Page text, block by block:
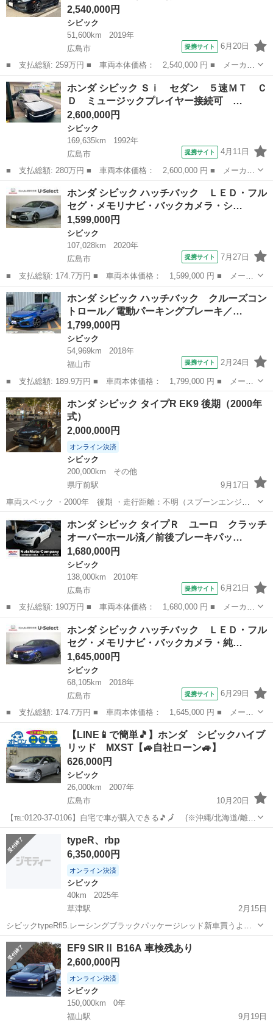
2,540,000円
シビック
51,600km
2019年
広島市
提携サイト 6月20日
■ 支払総額: 259万円 ■ 車両本体価格： 2,540,000 円 ■ メーカー
名： ホンダ ■ 車種名： シビック ■ グレード名： ハッチバッ
ク ホンダセンシング ★車検整備２年付★全国対応１年保証★走行
距離無制限...
広島 広島市 シビック
ホンダ シビック Ｓｉ セダン ５速ＭＴ Ｃ
Ｄ ミュージックプレイヤー接続可 …
2,600,000円
シビック
169,635km
1992年
広島市
提携サイト 4月11日
■ 支払総額: 280万円 ■ 車両本体価格： 2,600,000 円 ■ メーカー
名： ホンダ ■ 車種名： シビック ■ グレード名： Ｓｉ セダ
ン ５速ＭＴ ＣＤ ミュージックプレイヤー接続可 オートエアコ
ン パワー...
広島 シビック
ホンダ シビック ハッチバック ＬＥＤ・フル
セグ・メモリナビ・バックカメラ・シ…
1,599,000円
シビック
107,028km
2020年
広島市
提携サイト 7月27日
■ 支払総額: 174.7万円 ■ 車両本体価格： 1,599,000 円 ■ メーカ
ー名： ホンダ ■ 車種名： シビック ■ グレード名： ハッチバ
ック ＬＥＤ・フルセグ・メモリナビ・バックカメラ・シートヒータ
ー・サン...
広島 広島市 シビック
ホンダ シビック ハッチバック クルーズコン
トロール／電動パーキングブレーキ／…
1,799,000円
シビック
54,969km
2018年
福山市
提携サイト 2月24日
■ 支払総額: 189.9万円 ■ 車両本体価格： 1,799,000 円 ■ メーカ
ー名： ホンダ ■ 車種名： シビック ■ グレード名： ハッチバ
ック クルーズコントロール／電動パーキングブレーキ／ナビ／ＴＶ
／Ａｐｐ...
広島 福山市 シビック
ホンダ シビック タイプR EK9 後期（2000年
式）
2,000,000円
オンライン決済
シビック
200,000km
その他
県庁前駅
9月17日
車両スペック ・2000年 後期 ・走行距離：不明（スプーンエンジン
載せ替え時、走行約65,000km） ・腹下サビ少なめ ・エクシード整
備・製作車両 ・サイトウ 10点式アクロス ロールバー ・カラー：
GTR32ガンメタ ...
広島 広島市 県庁前駅 シビック
ホンダ シビック タイプＲ ユーロ クラッチ
オーバーホール済／前後ブレーキパッ…
1,680,000円
シビック
138,000km
2010年
広島市
提携サイト 6月21日
■ 支払総額: 190万円 ■ 車両本体価格： 1,680,000 円 ■ メーカー
名： ホンダ ■ 車種名： シビック ■ グレード名： タイプＲ
ユーロ クラッチオーバーホール済／前後ブレーキパッド新品／Ｊｓ
レーシング...
広島 シビック
ホンダ シビック ハッチバック ＬＥＤ・フル
セグ・メモリナビ・バックカメラ・純…
1,645,000円
シビック
68,105km
2018年
広島市
提携サイト 6月29日
■ 支払総額: 174.7万円 ■ 車両本体価格： 1,645,000 円 ■ メーカ
ー名： ホンダ ■ 車種名： シビック ■ グレード名： ハッチバ
ック ＬＥＤ・フルセグ・メモリナビ・バックカメラ・純正ＡＷ・シ
ートヒー...
広島市 シビック
【LINE📱で簡単🎵】ホンダ シビックハイブ
リッド MXST【🚙自社ローン🚙】
626,000円
シビック
26,000km
2007年
広島市
10月20日
【℡:0120-37-0106】自宅で車が購入できる🎵🗾 (※沖縄/北海道/離島
除く) 今回のお車の詳細はこちらから↓仮審査も◎
https://www.otoron.jp/lists/detail?carno=...
広島
typeR、rbp
6,350,000円
オンライン決済
シビック
40km
2025年
草津駅
2月15日
シビックtypeRfl5.レーシングブラックパッケージレッド新車買うより
安いです、見て決めて下さい、一年経過車両
広島 広島市 シビック 車両
EF9 SIRⅡ B16A 車検残あり
2,600,000円
オンライン決済
シビック
150,000km
0年
福山駅
9月19日